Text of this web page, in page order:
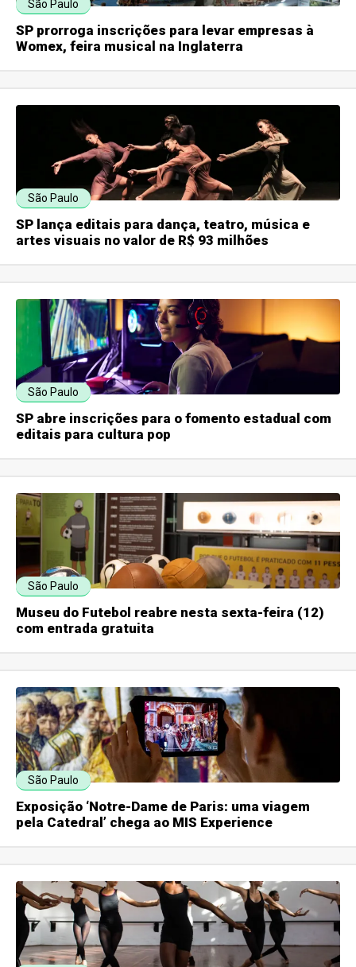
São Paulo
SP prorroga inscrições para levar empresas à
Womex, feira musical na Inglaterra
São Paulo
SP lança editais para dança, teatro, música e
artes visuais no valor de R$ 93 milhões
São Paulo
SP abre inscrições para o fomento estadual com
editais para cultura pop
São Paulo
Museu do Futebol reabre nesta sexta-feira (12)
com entrada gratuita
São Paulo
Exposição ‘Notre-Dame de Paris: uma viagem
pela Catedral’ chega ao MIS Experience